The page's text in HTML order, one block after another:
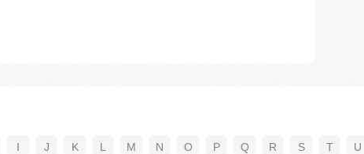
I J K L M N O P Q R S T U